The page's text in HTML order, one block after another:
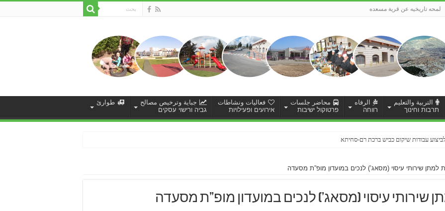
لمحه تاريخيه عن قرية مسعده
التربية والتعليم
תרבות וחינוך
الرفاه
רווחה
محاضر جلسات
פרטוקול ישיבות
فعاليات ونشاطات
אירועים ופעילויות
جباية وترخيص مصالح
גביה ורישוי עסקים
طوارئ
למתן שירותי עיסוי (מסאג’) לנכים במועדון מופ”ת מסעדה
שירותי עיסוי (מסאג’) לנכים במועדון מופ”ת מסעדה